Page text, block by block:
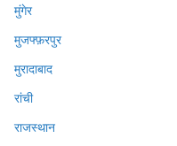
मुंगेर
मुजफ्फ़रपुर
मुरादाबाद
रांची
राजस्थान